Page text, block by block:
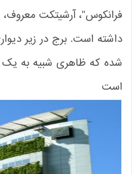
آرشیتکت معروف،
است. برج در زیر دیواری
که ظاهری شبیه به یک